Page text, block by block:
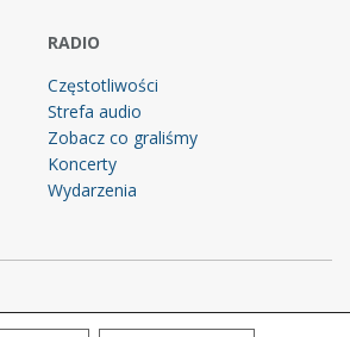
RADIO
Częstotliwości
Strefa audio
Zobacz co graliśmy
Koncerty
Wydarzenia